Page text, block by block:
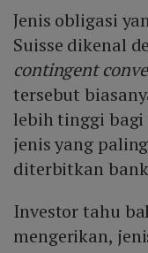
Jenis obligasi
Suisse dikenal
contingent
tersebut
lebih tinggi
jenis yang
diterbitkan
Investor tahu
mengerikan,